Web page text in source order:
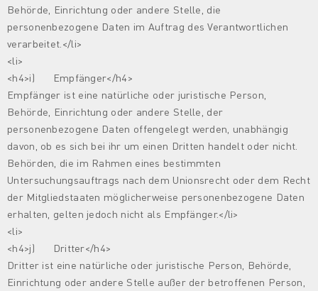
Behörde, Einrichtung oder andere Stelle, die
personenbezogene Daten im Auftrag des Verantwortlichen
verarbeitet.</li>
<li>
<h4>i) Empfänger</h4>
Empfänger ist eine natürliche oder juristische Person,
Behörde, Einrichtung oder andere Stelle, der
personenbezogene Daten offengelegt werden, unabhängig
davon, ob es sich bei ihr um einen Dritten handelt oder nicht.
Behörden, die im Rahmen eines bestimmten
Untersuchungsauftrags nach dem Unionsrecht oder dem Recht
der Mitgliedstaaten möglicherweise personenbezogene Daten
erhalten, gelten jedoch nicht als Empfänger.</li>
<li>
<h4>j) Dritter</h4>
Dritter ist eine natürliche oder juristische Person, Behörde,
Einrichtung oder andere Stelle außer der betroffenen Person,